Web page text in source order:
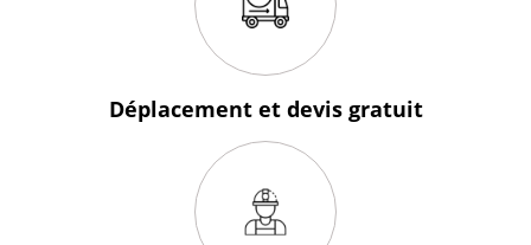
Déplacement et devis gratuit